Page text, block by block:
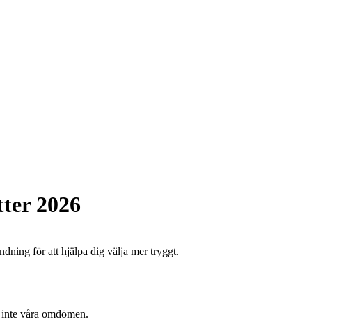
2026
för att hjälpa dig välja mer tryggt.
våra omdömen.